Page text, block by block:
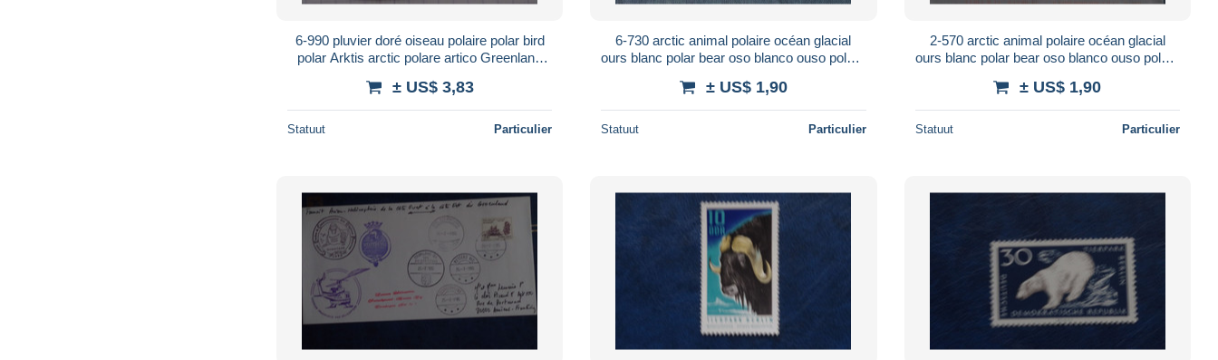
6-990 pluvier doré oiseau polaire polar bird
polar Arktis arctic polare artico Greenland
± US$ 3,83
Statuut Particulier
6-730 arctic animal polaire océan glacial
ours blanc polar bear oso blanco ouso polare
± US$ 1,90
Statuut Particulier
2-570 arctic animal polaire océan glacial
ours blanc polar bear oso blanco ouso polare
± US$ 1,90
Statuut Particulier